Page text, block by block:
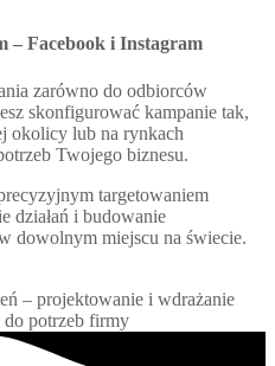
– Facebook i Instagram
zarówno do odbiorców
skonfigurować kampanie tak,
okolicy lub na rynkach
Twojego biznesu.
targetowaniem
działań i budowanie
dowolnym miejscu na świecie.